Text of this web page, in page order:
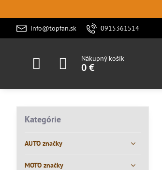
info@topfan.sk 0915361514
Nákupný košík
0 €
Kategórie
AUTO značky
MOTO značky